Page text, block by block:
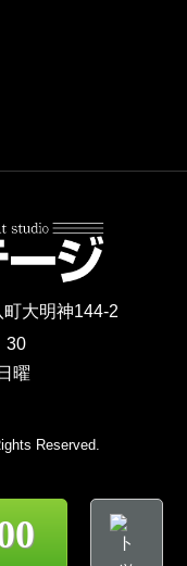
大明神144-2
：30
曜
Reserved.